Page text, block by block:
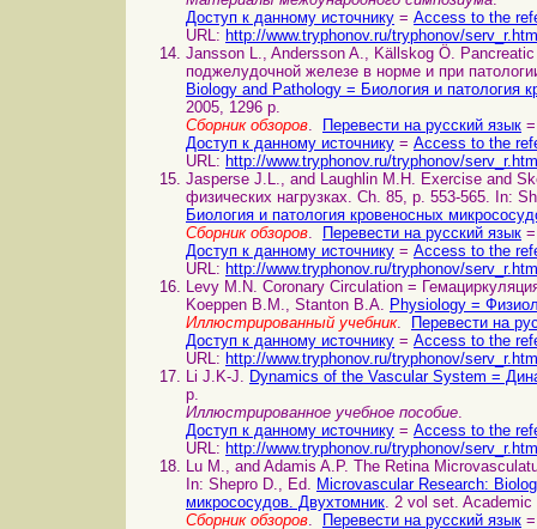
Доступ к данному источнику = Access to the
URL: http://www.tryphonov.ru/tryphonov/
Jansson L., Andersson A., Källskog Ö.
поджелудочной железе в норме и при
Biology and Pathology = Биология и патология
2005, 1296 p.
Сборник обзоров. Перевести на русский язык =
Доступ к данному источнику = Access to the
URL: http://www.tryphonov.ru/tryphonov/
Jasperse J.L., and Laughlin M.H. Exercise and
физических нагрузках. Ch. 85, p. 553-565. In:
Биология и патология кровеносных
Сборник обзоров. Перевести на русский язык =
Доступ к данному источнику = Access to the
URL: http://www.tryphonov.ru/tryphonov/
Levy M.N. Coronary Circulation =
Koeppen B.M., Stanton B.A. Physiology =
Иллюстрированный учебник.
Перевести на
Доступ к данному источнику = Access to the
URL: http://www.tryphonov.ru/tryphonov/
Li J.K-J. Dynamics of the Vascular System =
p.
Иллюстрированное учебное пособие.
Доступ к данному источнику = Access to the
URL: http://www.tryphonov.ru/tryphonov/
Lu M., and Adamis A.P. The Retina
In: Shepro D., Ed. Microvascular Research:
микрососудов. Двухтомник. 2 vol set.
Сборник обзоров. Перевести на русский язык =